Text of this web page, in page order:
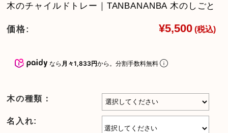
木のチャイルドトレー｜TANBANANBA 木のしごと
価格: ¥5,500 (税込)
なら 月々1,833円から。分割手数料無料
木の種類：
名入れ: